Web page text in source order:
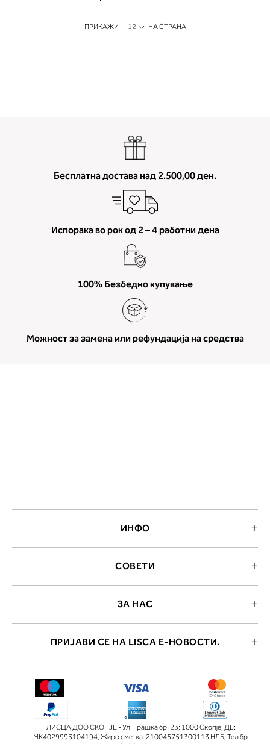
страната
ПРИКАЖИ НА СТРАНА
Бесплатна достава над 2.500,00 ден.
Испорака во рок од 2 – 4 работни дена
100% Безбедно купување
Можност за замена или рефундација на средства
ИНФО
СОВЕТИ
ЗА НАС
ПРИЈАВИ СЕ НА LISCA Е-НОВОСТИ.
ЛИСЦА ДОО СКОПЈЕ - Ул.Прашка бр. 23; 1000 Скопје, ДБ:
МК4029993104194, Жиро сметка: 210045751300113 НЛБ, Тел бр: